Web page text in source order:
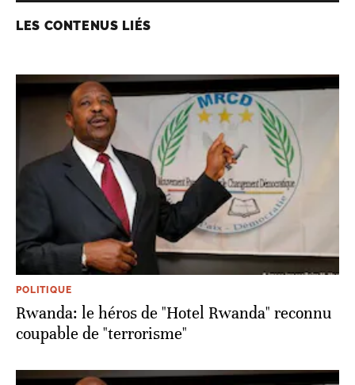
LES CONTENUS LIÉS
POLITIQUE
Rwanda: le héros de "Hotel Rwanda" reconnu
coupable de "terrorisme"